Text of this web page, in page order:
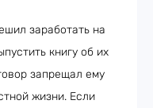
заработать на
книгу об их
запрещал ему
жизни. Если